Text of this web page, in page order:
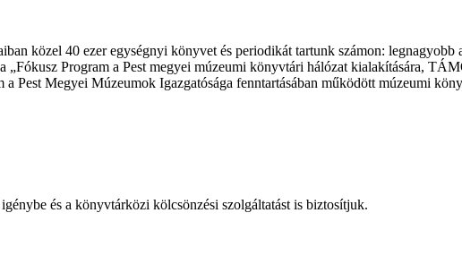
közel 40 ezer egységnyi könyvet és periodikát tartunk számon:
„Fókusz Program a Pest megyei múzeumi könyvtári hálózat kialakítására,
Pest Megyei Múzeumok Igazgatósága fenntartásában működött múzeumi
és a könyvtárközi kölcsönzési szolgáltatást is biztosítjuk.